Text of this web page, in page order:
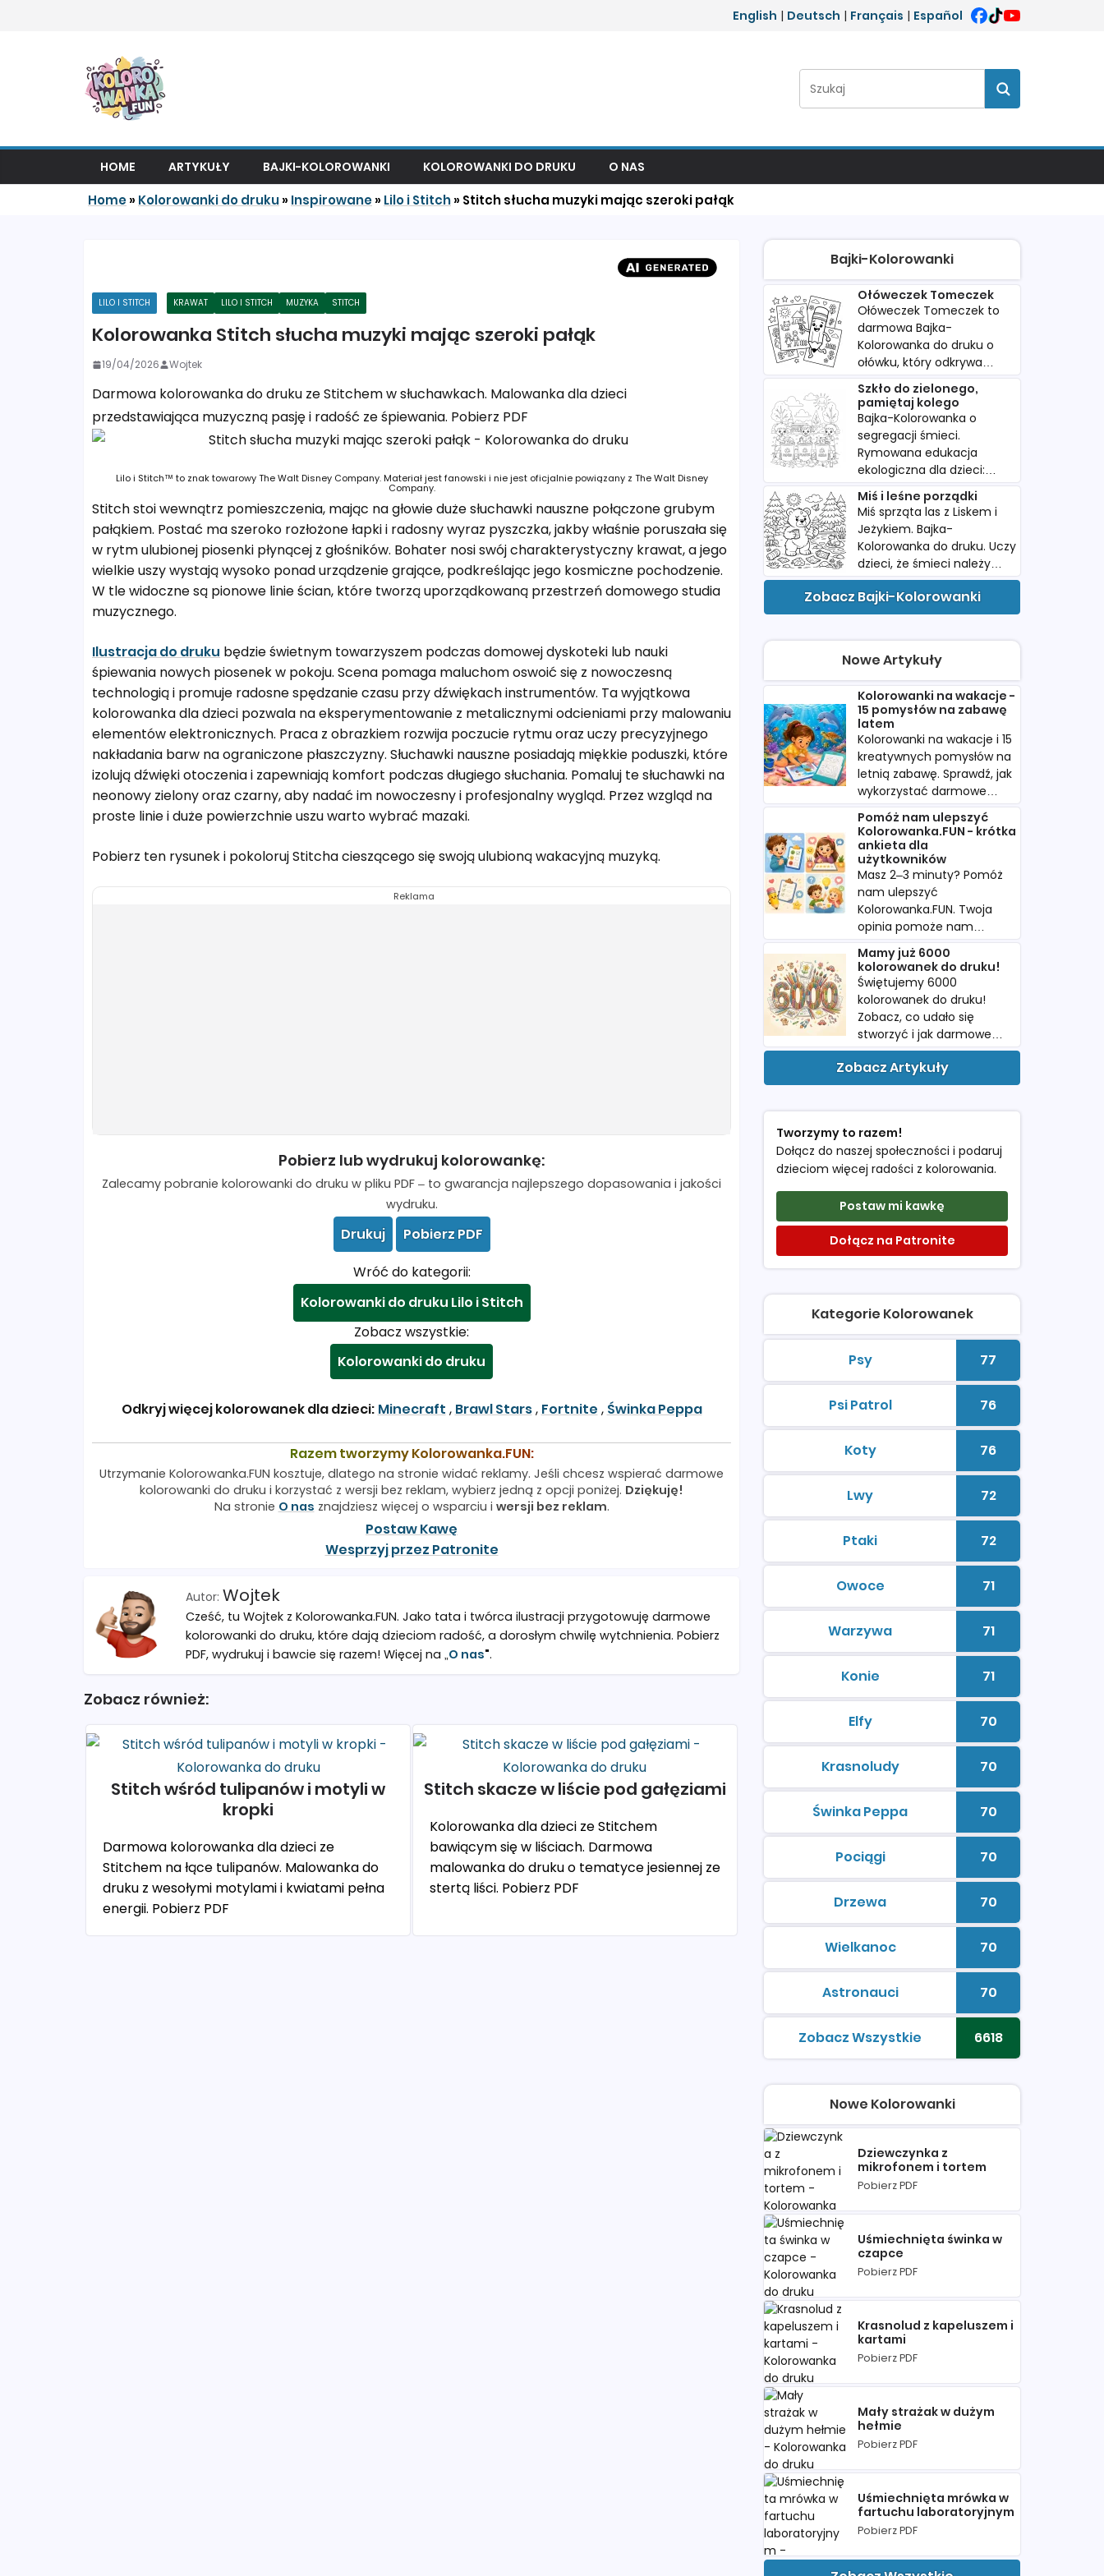
English | Deutsch | Français | Español
Szukaj:
Szukaj
HOME ARTYKUŁY BAJKI-KOLOROWANKI KOLOROWANKI DO DRUKU O NAS
Home» Kolorowanki do druku» Inspirowane» Lilo i Stitch» Stitch słucha muzyki mając szeroki pałąk
LILO I STITCH KRAWAT LILO I STITCH MUZYKA STITCH
Kolorowanka Stitch słucha muzyki mając szeroki pałąk
19/04/2026 Wojtek
Darmowa kolorowanka do druku ze Stitchem w słuchawkach. Malowanka dla dzieci
przedstawiająca muzyczną pasję i radość ze śpiewania. Pobierz PDF
Lilo i Stitch™ to znak towarowy The Walt Disney Company. Materiał jest fanowski i nie jest oficjalnie powiązany z The Walt Disney
Company.
Stitch stoi wewnątrz pomieszczenia, mając na głowie duże słuchawki nauszne połączone grubym
pałąkiem. Postać ma szeroko rozłożone łapki i radosny wyraz pyszczka, jakby właśnie poruszała się
w rytm ulubionej piosenki płynącej z głośników. Bohater nosi swój charakterystyczny krawat, a jego
wielkie uszy wystają wysoko ponad urządzenie grające, podkreślając jego kosmiczne pochodzenie.
W tle widoczne są pionowe linie ścian, które tworzą uporządkowaną przestrzeń domowego studia
muzycznego.
Ilustracja do druku będzie świetnym towarzyszem podczas domowej dyskoteki lub nauki
śpiewania nowych piosenek w pokoju. Scena pomaga maluchom oswoić się z nowoczesną
technologią i promuje radosne spędzanie czasu przy dźwiękach instrumentów. Ta wyjątkowa
kolorowanka dla dzieci pozwala na eksperymentowanie z metalicznymi odcieniami przy malowaniu
elementów elektronicznych. Praca z obrazkiem rozwija poczucie rytmu oraz uczy precyzyjnego
nakładania barw na ograniczone płaszczyzny. Słuchawki nauszne posiadają miękkie poduszki, które
izolują dźwięki otoczenia i zapewniają komfort podczas długiego słuchania. Pomaluj te słuchawki na
neonowy zielony oraz czarny, aby nadać im nowoczesny i profesjonalny wygląd. Przez wzgląd na
proste linie i duże powierzchnie uszu warto wybrać mazaki.
Pobierz ten rysunek i pokoloruj Stitcha cieszącego się swoją ulubioną wakacyjną muzyką.
Reklama
Pobierz lub wydrukuj kolorowankę:
Zalecamy pobranie kolorowanki do druku w pliku PDF – to gwarancja najlepszego dopasowania i jakości
wydruku.
Drukuj
Pobierz PDF
Wróć do kategorii:
Kolorowanki do druku Lilo i Stitch
Zobacz wszystkie:
Kolorowanki do druku
Odkryj więcej kolorowanek dla dzieci: Minecraft , Brawl Stars, Fortnite , Świnka Peppa
Razem tworzymy Kolorowanka.FUN:
Utrzymanie Kolorowanka.FUN kosztuje, dlatego na stronie widać reklamy. Jeśli chcesz wspierać darmowe
kolorowanki do druku i korzystać z wersji bez reklam, wybierz jedną z opcji poniżej. Dziękuję!
Na stronie O nas znajdziesz więcej o wsparciu i wersji bez reklam.
Postaw Kawę
Wesprzyj przez Patronite
Wojtek
Cześć, tu Wojtek z Kolorowanka.FUN. Jako tata i twórca ilustracji przygotowuję darmowe
kolorowanki do druku, które dają dzieciom radość, a dorosłym chwilę wytchnienia. Pobierz
PDF, wydrukuj i bawcie się razem! Więcej na „O nas".
Zobacz również:
Stitch wśród tulipanów i motyli w
kropki
Darmowa kolorowanka dla dzieci ze
Stitchem na łące tulipanów. Malowanka do
druku z wesołymi motylami i kwiatami pełna
energii. Pobierz PDF
Stitch skacze w liście pod gałęziami
Kolorowanka dla dzieci ze Stitchem
bawiącym się w liściach. Darmowa
malowanka do druku o tematyce jesiennej ze
stertą liści. Pobierz PDF
Bajki-Kolorowanki
Ołóweczek Tomeczek
Ołóweczek Tomeczek to
darmowa Bajka-
Kolorowanka do druku o
ołówku, który odkrywa
wartość swoich śladów.
Pobierz i wydrukuj dla
dziecka.
Szkło do zielonego,
pamiętaj kolego
Bajka-Kolorowanka o
segregacji śmieci.
Rymowana edukacja
ekologiczna dla dzieci:
papier, plastik i szkło w
kolorowych koszach do
druku.
Miś i leśne porządki
Miś sprząta las z Liskem i
Jeżykiem. Bajka-
Kolorowanka do druku. Uczy
dzieci, że śmieci należy
wyrzucać do kosza. Idealna
do przedszkola.
Zobacz Bajki-Kolorowanki
Nowe Artykuły
Kolorowanki na wakacje -
15 pomysłów na zabawę
latem
Kolorowanki na wakacje i 15
kreatywnych pomysłów na
letnią zabawę. Sprawdź, jak
wykorzystać darmowe
kolorowanki w podróży i
podczas urlopu.
Pomóż nam ulepszyć
Kolorowanka.FUN - krótka
ankieta dla
użytkowników
Masz 2–3 minuty? Pomóż
nam ulepszyć
Kolorowanka.FUN. Twoja
opinia pomoże nam
tworzyć więcej
kolorowanek, których
naprawdę szukacie.
Mamy już 6000
kolorowanek do druku!
Świętujemy 6000
kolorowanek do druku!
Zobacz, co udało się
stworzyć i jak darmowe
PDF-y pomagają dzieciom
w twórczej zabawie.
Zobacz Artykuły
Tworzymy to razem!
Dołącz do naszej społeczności i podaruj
dzieciom więcej radości z kolorowania.
Postaw mi kawkę
Dołącz na Patronite
Kategorie Kolorowanek
Psy
kolorowanki do drukuLiczba
77
Psi Patrolkolorowanki do drukuLiczba
76
Koty
kolorowanki do drukuLiczba
76
Lwykolorowanki do drukuLiczba
72
Ptakikolorowanki do drukuLiczba
72
Owocekolorowanki do drukuLiczba
71
Warzywakolorowanki do drukuLiczba
71
Koniekolorowanki do drukuLiczba
71
Elfykolorowanki do drukuLiczba
70
Krasnoludy
kolorowanki do drukuLiczba
70
Świnka Peppakolorowanki do drukuLiczba
70
Pociągi
kolorowanki do drukuLiczba
70
Drzewakolorowanki do drukuLiczba
70
Wielkanockolorowanki do drukuLiczba
70
Astronaucikolorowanki do drukuLiczba
70
Zobacz Wszystkiekolorowanki do drukuLiczba
6618
Nowe Kolorowanki
Dziewczynka z
mikrofonem i tortem
Pobierz PDF
Uśmiechnięta świnka w
czapce
Pobierz PDF
Krasnolud z kapeluszem i
kartami
Pobierz PDF
Mały strażak w dużym
hełmie
Pobierz PDF
Uśmiechnięta mrówka w
fartuchu laboratoryjnym
Pobierz PDF